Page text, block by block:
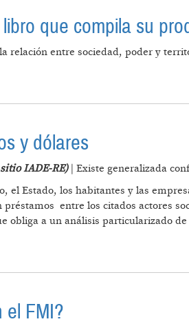
que compila su
relación entre sociedad, poder y
y dólares
IADE-RE) | Existe generalizada
el Estado, los habitantes y las
entre los citados actores
obliga a un análisis particularizado
el FMI?